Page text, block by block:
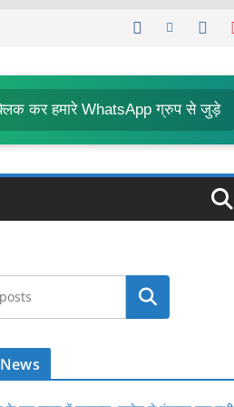
कर हमारे WhatsApp ग्रुप से जुड़े
खोजें